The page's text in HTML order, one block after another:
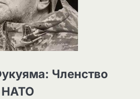
Членство
НАТО